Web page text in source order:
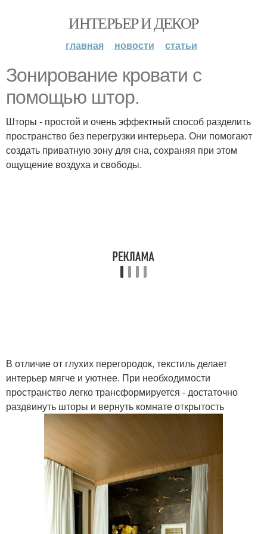
ИНТЕРЬЕР И ДЕКОР
главная новости статьи
Зонирование кровати с
помощью штор.
Шторы - простой и очень эффектный способ разделить
пространство без перегрузки интерьера. Они помогают
создать приватную зону для сна, сохраняя при этом
ощущение воздуха и свободы.
В отличие от глухих перегородок, текстиль делает
интерьер мягче и уютнее. При необходимости
пространство легко трансформируется - достаточно
раздвинуть шторы и вернуть комнате открытость